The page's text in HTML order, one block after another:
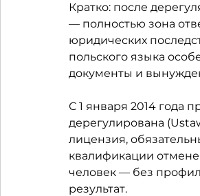
Кратко: после
— полностью зона
юридических
польского языка
документы и
С 1 января 2014 года
дерегулирована
лицензия,
квалификации
человек — без
результат.